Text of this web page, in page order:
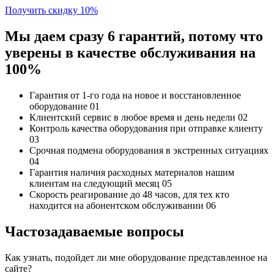
Получить скидку 10%
Мы даем сразу 6 гарантий, потому что
уверены в качестве обслуживания на
100%
Гарантия от 1-го года на новое и восстановленное
оборудование 01
Клиентский сервис в любое время и день недели 02
Контроль качества оборудования при отправке клиенту
03
Срочная подмена оборудования в экстренных ситуациях
04
Гарантия наличия расходных материалов нашим
клиентам на следующий месяц 05
Скорость реагирование до 48 часов, для тех кто
находится на абонентском обслуживании 06
Частозадаваемые вопросы
Как узнать, подойдет ли мне оборудование представленное на
сайте?